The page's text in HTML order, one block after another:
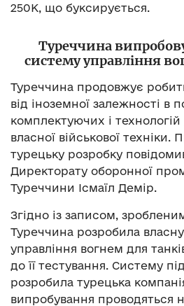
250K, що буксирується.
Туреччина
систему управління
Туреччина продовжує
від іноземної залежності в
комплектуючих і
власної військової техніки.
турецьку розробку
Директорату оборонної
Туреччини Ісмаїл Демір.
Згідно із записом,
Туреччина розробила
управління вогнем для
до її тестування. Систему
розробила турецька
випробування проводяться